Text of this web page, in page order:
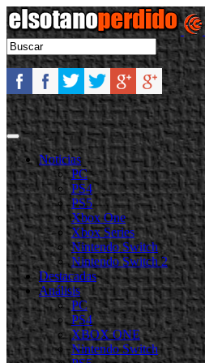
Noticias
PC
PS4
PS5
Xbox One
Xbox Series
Nintendo Switch
Nintendo Switch 2
Destacadas
Análisis
PC
PS4
XBOX ONE
Nintendo Switch